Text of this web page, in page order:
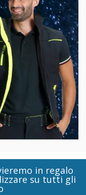
in regalo
su tutti gli